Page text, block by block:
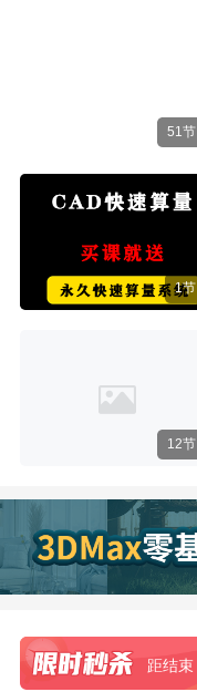
51节
1节
12节
距结束